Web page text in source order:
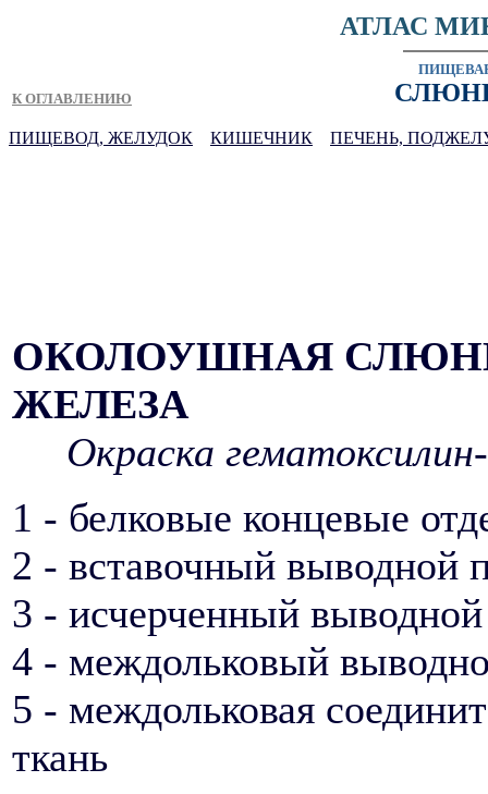
К ОГЛАВЛЕНИЮ
АТЛАС
ПИЩЕВОД, ЖЕЛУДОК КИШЕЧНИК ПЕЧЕНЬ,
ОКОЛОУШНАЯ
ЖЕЛЕЗА
Окраска
1 - белковые концевые
2 - вставочный выводной
3 - исчерченный
4 - междольковый
5 - междольковая
ткань